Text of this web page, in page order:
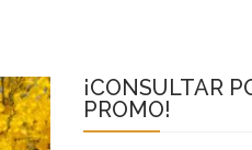
¡CONSULTAR
PROMO!